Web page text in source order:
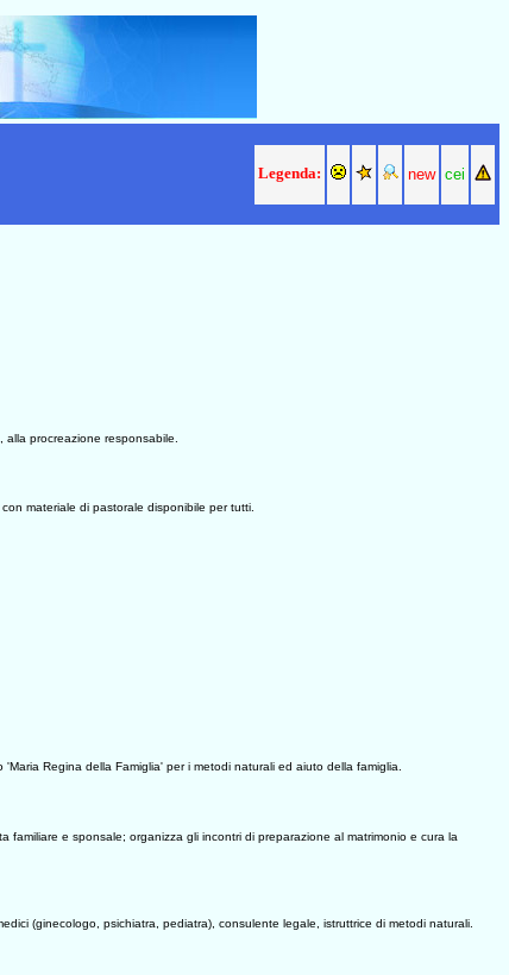
Legenda: new cei
procreazione responsabile.
materiale di pastorale disponibile per tutti.
Regina della Famiglia' per i metodi naturali ed aiuto della famiglia.
e sponsale; organizza gli incontri di preparazione al matrimonio e cura la
(ginecologo, psichiatra, pediatra), consulente legale, istruttrice di metodi naturali.